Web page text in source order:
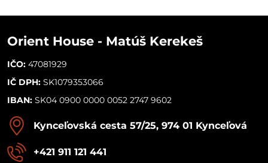
Orient House - Matúš Kerekeš
IČO: 47081929
IČ DPH: SK1079353066
IBAN: SK04 0900 0000 0052 2747 9602
Kynceľovská cesta 57/25, 974 01 Kynceľová
+421 911 121 441